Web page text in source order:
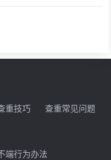
重技巧 查重常见问题
端行为办法